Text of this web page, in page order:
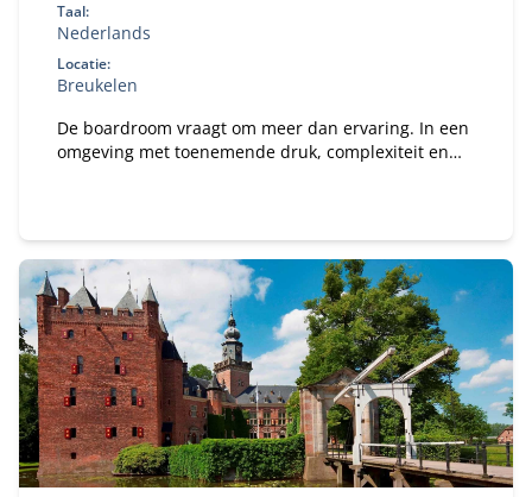
Taal:
Nederlands
Locatie:
Breukelen
De boardroom vraagt om meer dan ervaring. In een
omgeving met toenemende druk, complexiteit en
Board Program ontwikkel je jouw besluitvorming,
stakeholderdialoog en constructieve tegenspraak,
en vertaal je iedere module direct naar jouw
praktijk.